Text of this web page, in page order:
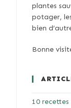
plantes
potager,
bien
Bonne
10